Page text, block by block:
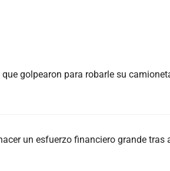
golpearon para robarle su
un esfuerzo financiero grande tras